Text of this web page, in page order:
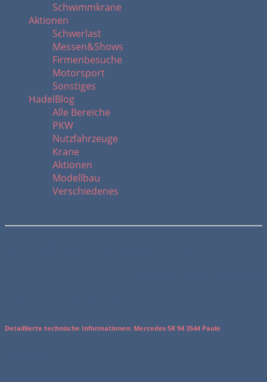
Schwimmkrane
Aktionen
Schwerlast
Messen&Shows
Firmenbesuche
Motorsport
Sonstiges
HadelBlog
Alle Bereiche
PKW
Nutzfahrzeuge
Krane
Aktionen
Modellbau
Verschiedenes
Detaillierte technische Informationen: Mercedes SK 94 3544 Paule